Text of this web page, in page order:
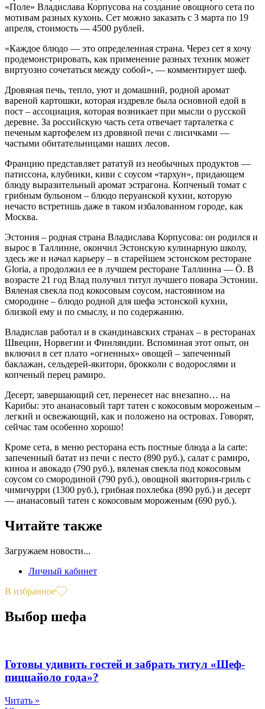
«Поле» Владислава Корпусова на создание овощного сета по
мотивам разных кухонь. Сет можно заказать с 3 марта по 19
апреля, стоимость — 4500 рублей.
«Каждое блюдо — это определенная страна. Через сет я хочу
продемонстрировать, как применение разных техник может
виртуозно сочетаться между собой», — комментирует шеф.
Дровяная печь, тепло, уют и домашний, родной аромат
вареной картошки, которая издревле была основной едой в
пост – ассоциация, которая возникает при мысли о русской
деревне. За российскую часть сета отвечает тарталетка с
печеным картофелем из дровяной печи с лисичками —
частыми обитательницами наших лесов.
Францию представляет рататуй из необычных продуктов —
патиссона, клубники, киви с соусом «тархун», придающем
блюду выразительный аромат эстрагона. Копченый томат с
грибным бульоном – блюдо перуанской кухни, которую
нечасто встретишь даже в таком избалованном городе, как
Москва.
Эстония – родная страна Владислава Корпусова: он родился и
вырос в Таллинне, окончил Эстонскую кулинарную школу,
здесь же и начал карьеру – в старейшем эстонском ресторане
Gloria, а продолжил ее в лучшем ресторане Таллинна — Ö. В
возрасте 21 год Влад получил титул лучшего повара Эстонии.
Вяленая свекла под кокосовым соусом, настоянном на
смородине – блюдо родной для шефа эстонской кухни,
близкой ему и по смыслу, и по содержанию.
Владислав работал и в скандинавских странах – в ресторанах
Швеции, Норвегии и Финляндии. Вспоминая этот опыт, он
включил в сет плато «огненных» овощей – запеченный
баклажан, сельдерей-якитори, брокколи с водорослями и
копченый перец рамиро.
Десерт, завершающий сет, перенесет нас внезапно… на
Карибы: это ананасовый тарт татен с кокосовым мороженым –
легкий и освежающий, как и положено на островах. Говорят,
сейчас там особенно хорошо!
Кроме сета, в меню ресторана есть постные блюда a la carte:
запеченный батат из печи с песто (890 руб.), салат с рамиро,
киноа и авокадо (790 руб.), вяленая свекла под кокосовым
соусом со смородиной (790 руб.), овощной якитория-гриль с
чимичурри (1300 руб.), грибная похлебка (890 руб.) и десерт
— ананасовый татен с кокосовым мороженым (690 руб.).
Читайте также
Загружаем новости...
Личный кабинет
В избранное
Выбор шефа
Готовы удивить гостей и забрать титул «Шеф-
пиццайоло года»?
Читать »